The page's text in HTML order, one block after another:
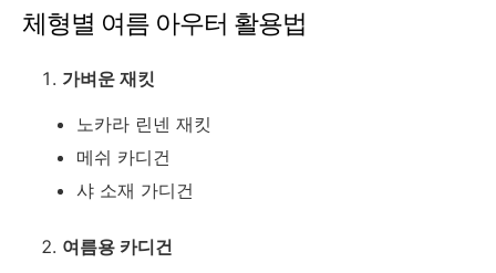
체형별 여름 아우터 활용법
가벼운 재킷
노카라 린넨 재킷
메쉬 카디건
샤 소재 가디건
여름용 카디건